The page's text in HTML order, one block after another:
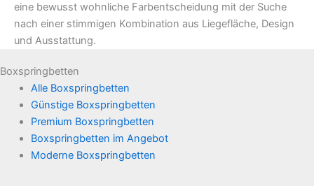
eine bewusst wohnliche Farbentscheidung mit der Suche
nach einer stimmigen Kombination aus Liegefläche, Design
und Ausstattung.
Boxspringbetten
Alle Boxspringbetten
Günstige Boxspringbetten
Premium Boxspringbetten
Boxspringbetten im Angebot
Moderne Boxspringbetten